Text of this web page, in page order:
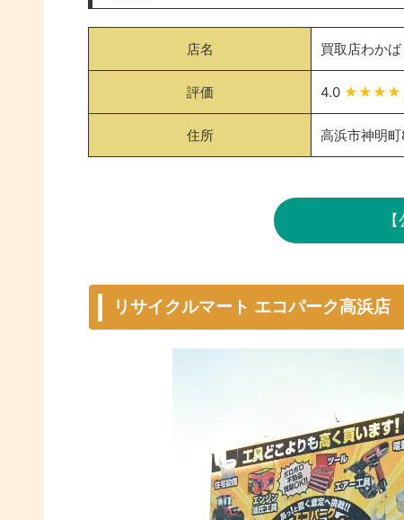
店名 買取店わか
評価 4.0 ★★★★
住所 高浜市神明
リサイクルマート エコパーク高浜店